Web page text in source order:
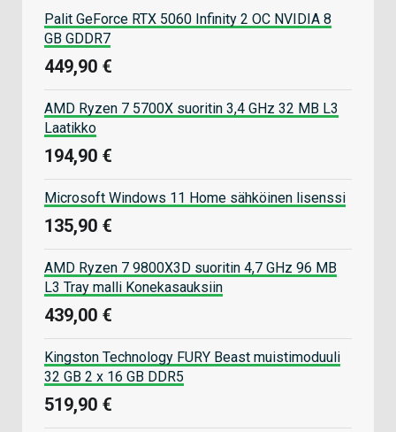
Palit GeForce RTX 5060 Infinity 2 OC NVIDIA 8
GB GDDR7
449,90 €
AMD Ryzen 7 5700X suoritin 3,4 GHz 32 MB L3
Laatikko
194,90 €
Microsoft Windows 11 Home sähköinen lisenssi
135,90 €
AMD Ryzen 7 9800X3D suoritin 4,7 GHz 96 MB
L3 Tray malli Konekasauksiin
439,00 €
Kingston Technology FURY Beast muistimoduuli
32 GB 2 x 16 GB DDR5
519,90 €